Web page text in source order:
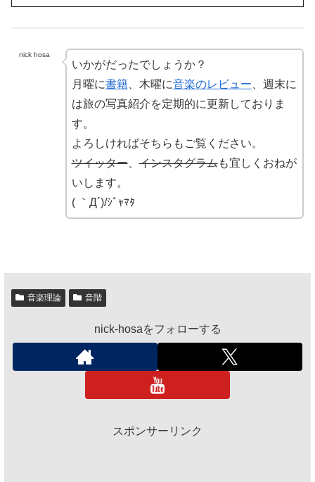
ます。
nick hosa
いかがだったでしょうか？
月曜に書籍、木曜に音楽のレビュー、週末に
は旅の写真紹介を定期的に更新しておりま
す。
よろしければそちらもご覧ください。
ツイッター、インスタグラムも宜しくおねが
いします。
( ｀Д´)/ｼﾞｬﾏﾀ
音楽理論 音階
nick-hosaをフォローする
スポンサーリンク